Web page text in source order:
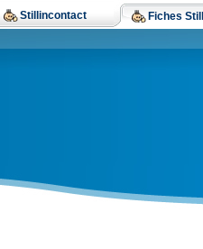
Stillincontact Fiches